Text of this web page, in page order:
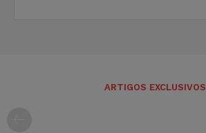
ARTIGOS EXCLUSIVOS